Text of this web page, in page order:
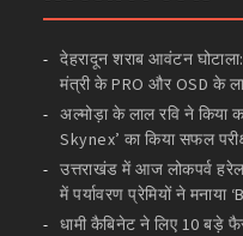
देहरादून शराब आवंटन
मंत्री के PRO और OSD के
अल्मोड़ा के लाल रवि ने किया
Skynex’ का किया सफल
उत्तराखंड में आज लोकपर्व
में पर्यावरण प्रेमियों ने मनाया
धामी कैबिनेट ने लिए 10 बड़े